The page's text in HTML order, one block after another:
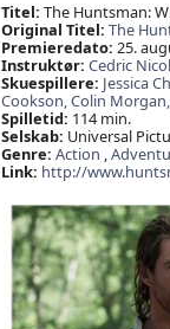
Titel: The Huntsman:
Original Titel: The
Premieredato: 25.
Instruktør: Cedric
Skuespillere: Jessica
Cookson,Colin Morgan,
Spilletid: 114 min.
Selskab: Universal
Genre: Action ,
Link: http://